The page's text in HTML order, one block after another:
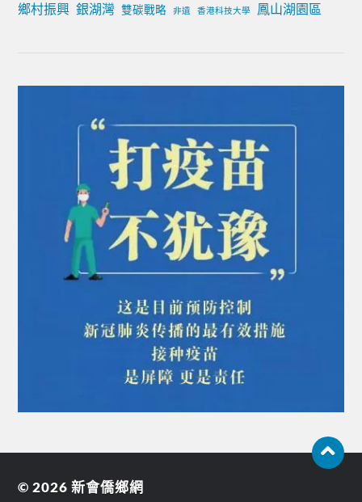
鄉村振興 銀湖灣 雙碳戰略 非遺 香港科技大學 鳳山湖園區
© 2026新會僑鄉網